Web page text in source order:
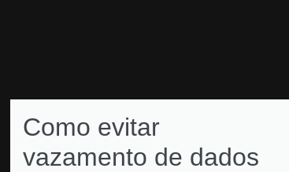
Como evitar
vazamento de dados